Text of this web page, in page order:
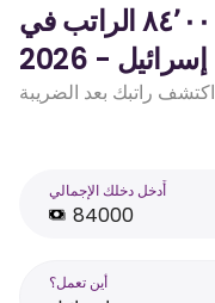
حاسبة ضريبة الدخل ل ₪‏٨٤٬٠٠٠ الراتب في
إسرائيل - 2026
اكتشف راتبك بعد الضريبة
أَدخل دخلك الإجمالي
أين تعمل؟